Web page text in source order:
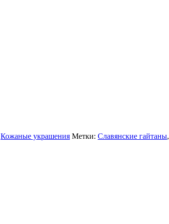
Кожаные украшения Метки: Славянские гайтаны,